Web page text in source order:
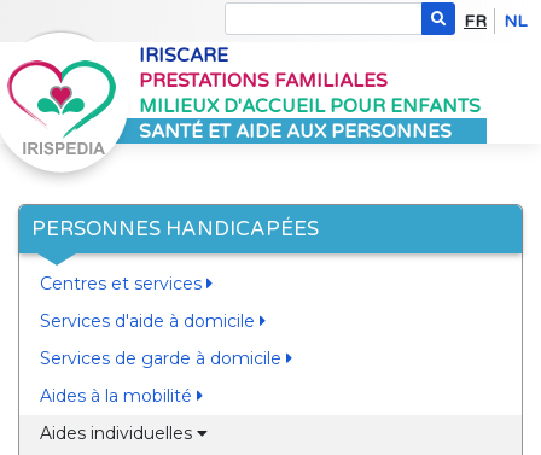
FR NL
IRISCARE
PRESTATIONS FAMILIALES
MILIEUX D'ACCUEIL POUR ENFANTS
SANTÉ ET AIDE AUX PERSONNES
PERSONNES HANDICAPÉES
Centres et services
Services d'aide à domicile
Services de garde à domicile
Aides à la mobilité
Aides individuelles